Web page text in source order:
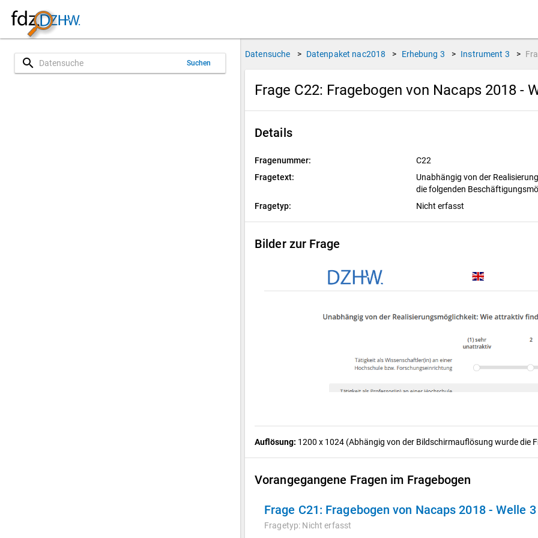
search Suchen
Datensuche > Datenpaket nac2018 > Erhebung 3 > Instrument 3 >
Frage C22: Fragebogen von Nacaps 2018 -
Details
Fragenummer:
C22
Fragetext:
Unabhängig von der
die folgenden
Fragetyp:
Nicht erfasst
Bilder zur Frage
Auflösung: 1200 x 1024 (Abhängig von der Bildschirmauflösung wurde die
Vorangegangene Fragen im Fragebogen
Frage C21: Fragebogen von Nacaps 2018 - Welle 3
Fragetyp: Nicht erfasst